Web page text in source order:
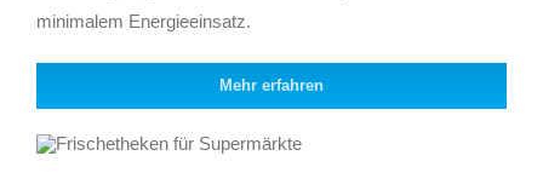
minimalem Energieeinsatz.
Mehr erfahren